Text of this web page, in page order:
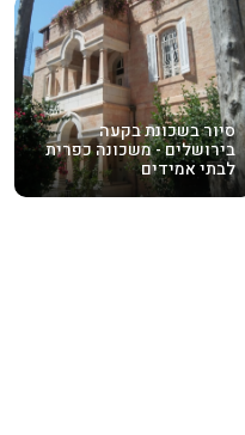
סיור בשכונת בקעה
בירושלים - משכונה כפרית
לבתי אמידים